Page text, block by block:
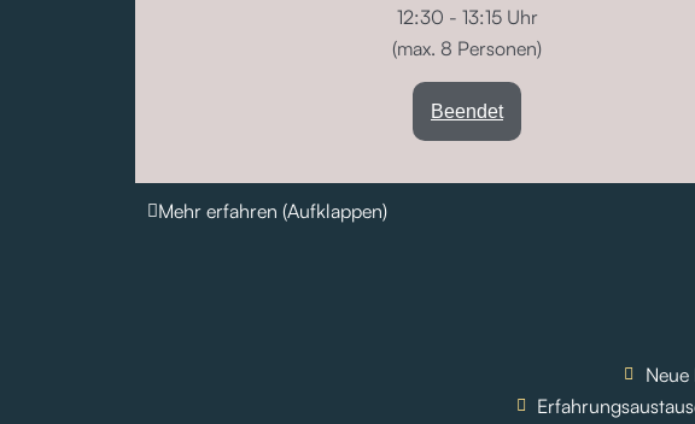
12:30 - 13:15 Uhr
(max. 8 Personen)
Beendet
Mehr erfahren (Aufklappen)